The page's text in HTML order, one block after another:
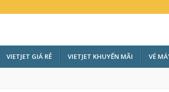
VIETJET GIÁ RẺ VIETJET KHUYẾN MÃI VÉ